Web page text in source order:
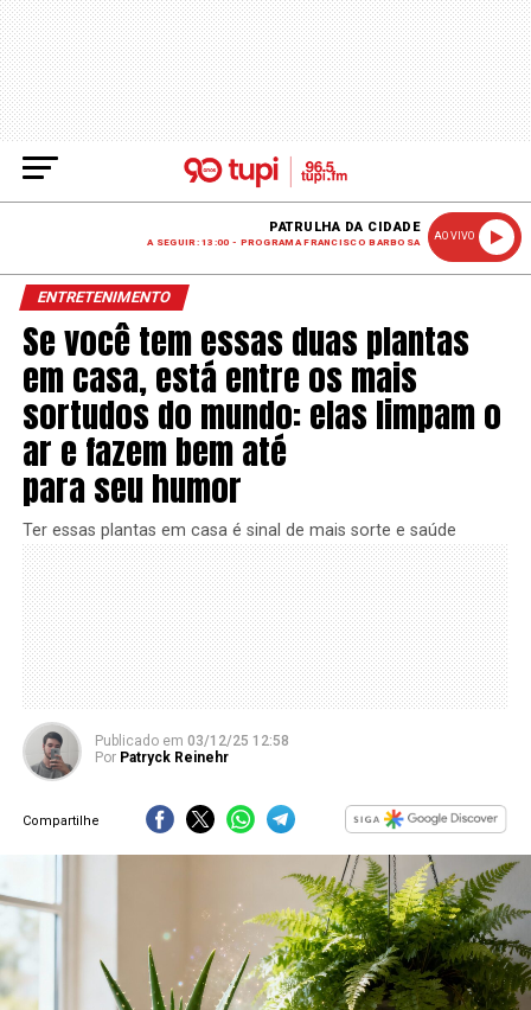
PATRULHA DA CIDADE
A SEGUIR: 13:00 - PROGRAMA FRANCISCO BARBOSA
AO VIVO
ENTRETENIMENTO
Se você tem essas duas plantas
em casa, está entre os mais
sortudos do mundo: elas limpam o
ar e fazem bem até
para seu humor
Ter essas plantas em casa é sinal de mais sorte e saúde
Publicado em 03/12/25 12:58
Por Patryck Reinehr
Compartilhe